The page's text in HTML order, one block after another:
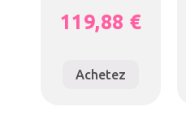
119,88 €
Achetez